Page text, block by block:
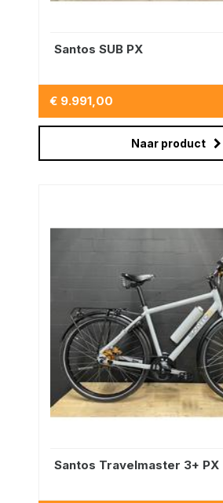
Santos SUB PX
€ 9.991,00
Naar product
Santos Travelmaster 3+ PX